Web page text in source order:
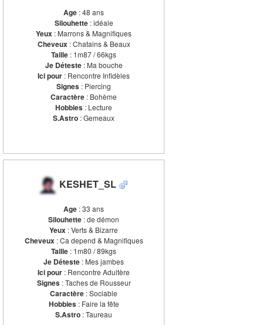
Age : 48 ans
Silouhette: idéale
Yeux : Marrons & Magnifiques
Cheveux : Chatains & Beaux
Taille : 1m87 / 66kgs
Je Déteste: Ma bouche
Ici pour : Rencontre Infidèles
Signes : Piercing
Caractère : Bohème
Hobbies : Lecture
S.Astro : Gemeaux
KESHET_SL
Age : 33 ans
Silouhette : de démon
Yeux : Verts & Bizarre
Cheveux : Ca depend & Magnifiques
Taille : 1m80 / 89kgs
Je Déteste : Mes jambes
Ici pour : Rencontre Adultère
Signes: Taches de Rousseur
Caractère : Sociable
Hobbies: Faire la fête
S.Astro : Taureau